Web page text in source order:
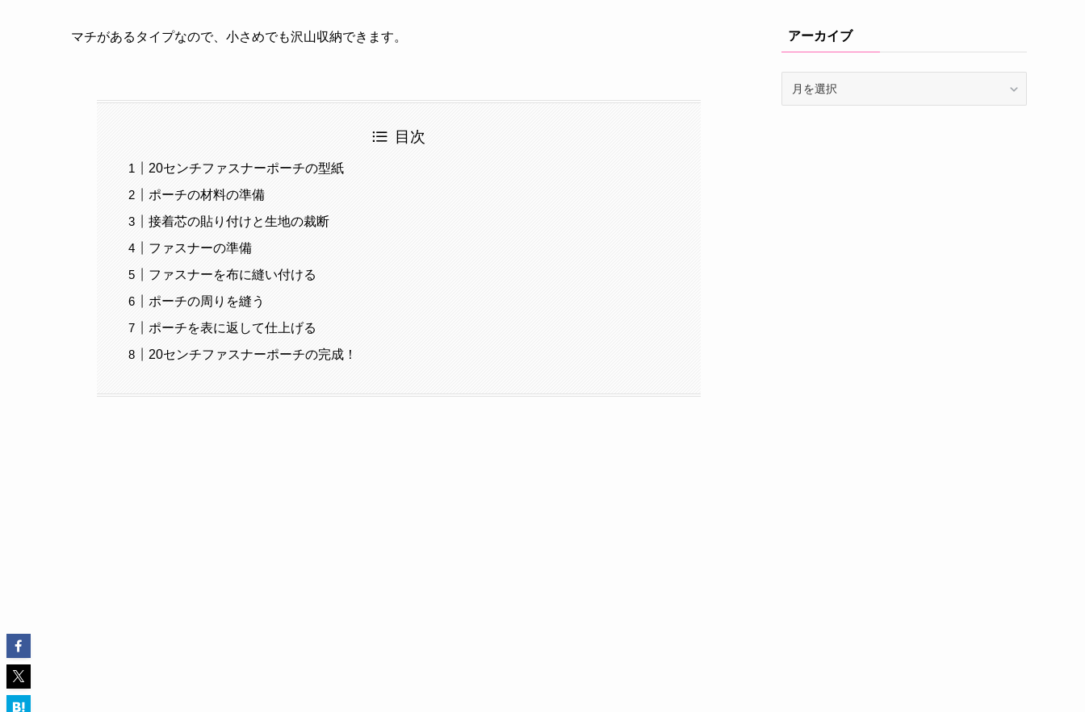
マチがあるタイプなので、小さめでも沢山収納できます。
目次
20センチファスナーポーチの型紙
ポーチの材料の準備
接着芯の貼り付けと生地の裁断
ファスナーの準備
ファスナーを布に縫い付ける
ポーチの周りを縫う
ポーチを表に返して仕上げる
20センチファスナーポーチの完成！
アーカイブ